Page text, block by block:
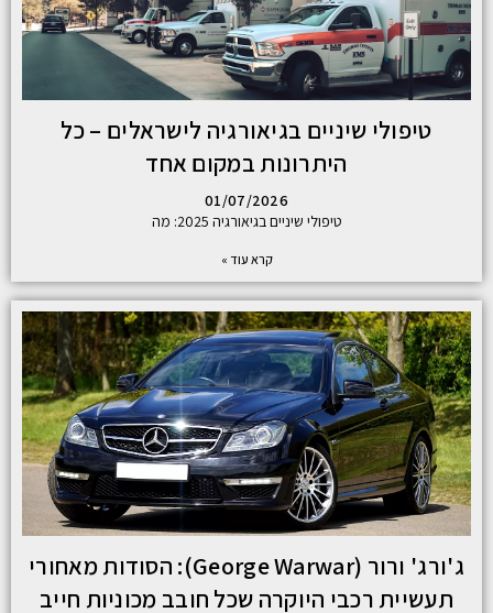
טיפולי שיניים בגיאורגיה לישראלים – כל
היתרונות במקום אחד
01/07/2026
טיפולי שיניים בגיאורגיה 2025: מה
קרא עוד »
ג'ורג' ורור (George Warwar): הסודות מאחורי
תעשיית רכבי היוקרה שכל חובב מכוניות חייב